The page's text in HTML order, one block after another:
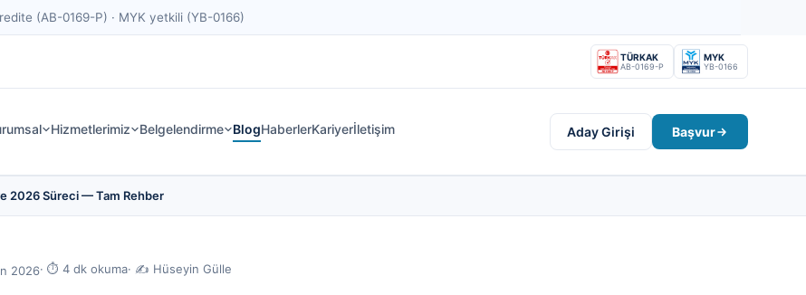
(AB-0169-P) · MYK yetkili (YB-0166)
TÜRKAK
AB-0169-P
MYK
YB-0166
Hizmetlerimiz Belgelendirme BlogHaberlerKariyerİletişim Aday Girişi Başvur
2026 Süreci — Tam Rehber
2026· ⏱ 4 dk okuma· ✍ Hüseyin Gülle